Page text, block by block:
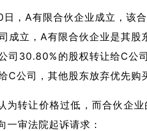
，A有限合伙企业成立，该
成立，A有限合伙企业是其
司30.80%的股权转让给C公
C公司，其他股东放弃优先购
为转让价格过低，而合伙企
一审法院起诉请求：